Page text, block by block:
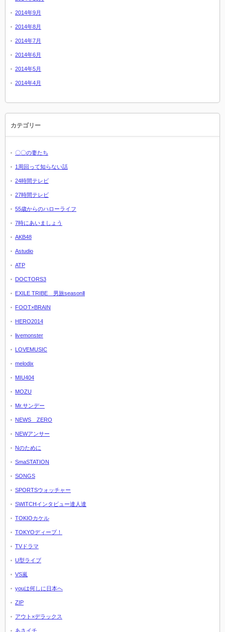
2014年9月
2014年8月
2014年7月
2014年6月
2014年5月
2014年4月
カテゴリー
〇〇の妻たち
1周回って知らない話
24時間テレビ
27時間テレビ
55歳からのハローライフ
7時にあいましょう
AKB48
Astudio
ATP
DOCTORS3
EXILE TRIBE 男旅seasonⅡ
FOOT×BRAIN
HERO2014
livemonster
LOVEMUSIC
melodix
MIU404
MOZU
Mr.サンデー
NEWS ZERO
NEWアンサー
Nのために
SmaSTATION
SONGS
SPORTSウォッチャー
SWITCHインタビュー達人達
TOKIOカケル
TOKYOディープ！
TVドラマ
U型ライブ
VS嵐
youは何しに日本へ
ZIP
アウト×デラックス
あさイチ